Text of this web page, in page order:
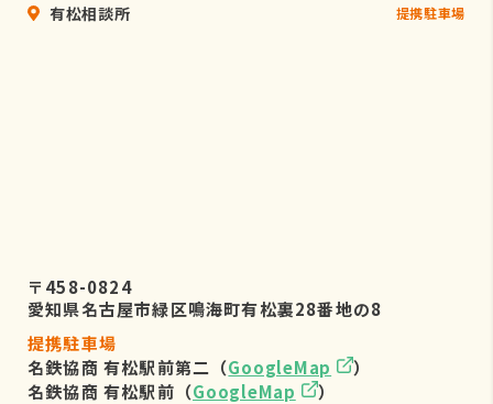
有松相談所 提携駐車場
〒458-0824
愛知県名古屋市緑区鳴海町有松裏28番地の8
提携駐車場
名鉄協商 有松駅前第二（GoogleMap
）
名鉄協商 有松駅前（GoogleMap
）